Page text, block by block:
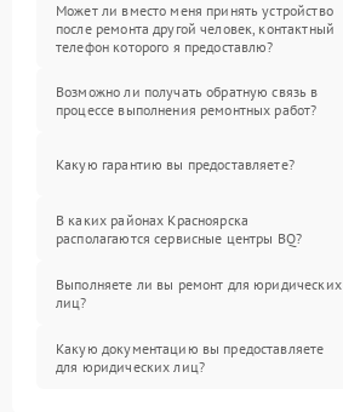
Может ли вместо меня принять устройство
после ремонта другой человек, контактный
телефон которого я предоставлю?
Возможно ли получать обратную связь в
процессе выполнения ремонтных работ?
Какую гарантию вы предоставляете?
В каких районах Красноярска
располагаются сервисные центры BQ?
Выполняете ли вы ремонт для юридических
лиц?
Какую документацию вы предоставляете
для юридических лиц?